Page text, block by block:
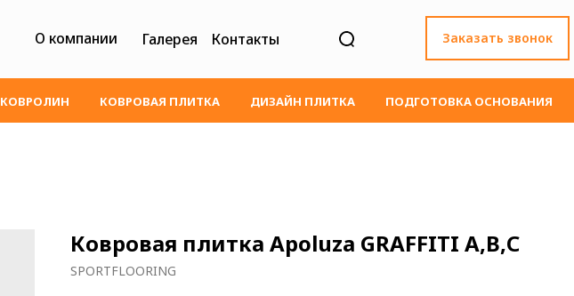
Заказать звонок
О компании Галерея Контакты
КОВРОЛИН КОВРОВАЯ ПЛИТКА ДИЗАЙН ПЛИТКА ПОДГОТОВКА ОСНОВАНИЯ
Ковровая плитка Apoluza GRAFFITI А,В,С
SPORTFLOORING